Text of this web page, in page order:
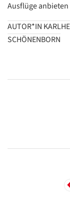
Ausflüge
AUTOR*IN
SCHÖNENBORN